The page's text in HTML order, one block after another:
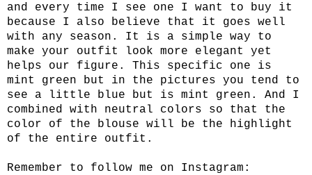
and every time I see one I want to buy it
because I also believe that it goes well
with any season. It is a simple way to
make your outfit look more elegant yet
helps our figure. This specific one is
mint green but in the pictures you tend to
see a little blue but is mint green. And I
combined with neutral colors so that the
color of the blouse will be the highlight
of the entire outfit.
Remember to follow me on Instagram: